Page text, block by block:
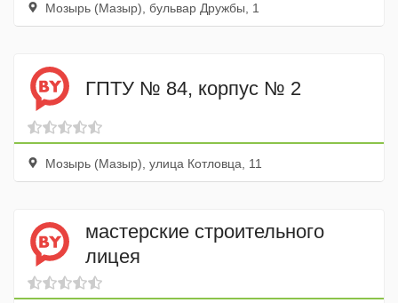
Мозырь (Мазыр), бульвар Дружбы, 1
ГПТУ № 84, корпус № 2
Мозырь (Мазыр), улица Котловца, 11
мастерские строительного
лицея